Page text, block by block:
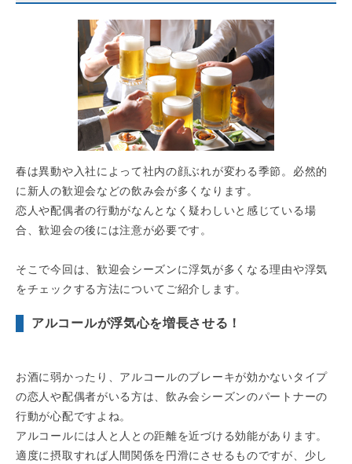
春は異動や入社によって社内の顔ぶれが変わる季節。必然的
に新人の歓迎会などの飲み会が多くなります。
恋人や配偶者の行動がなんとなく疑わしいと感じている場
合、歓迎会の後には注意が必要です。
そこで今回は、歓迎会シーズンに浮気が多くなる理由や浮気
をチェックする方法についてご紹介します。
アルコールが浮気心を増長させる！
お酒に弱かったり、アルコールのブレーキが効かないタイプ
の恋人や配偶者がいる方は、飲み会シーズンのパートナーの
行動が心配ですよね。
アルコールには人と人との距離を近づける効能があります。
適度に摂取すれば人間関係を円滑にさせるものですが、少し